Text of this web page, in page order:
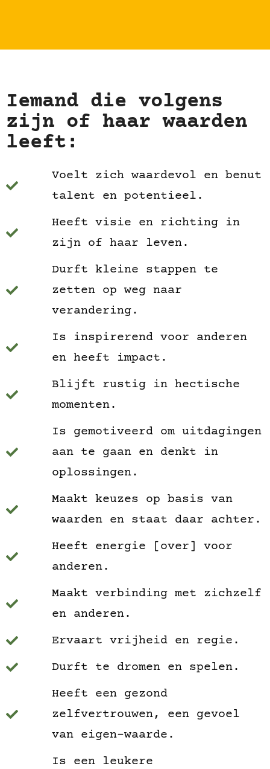
Iemand die volgens
zijn of haar waarden
leeft:
Voelt zich waardevol en benut
talent en potentieel.
Heeft visie en richting in
zijn of haar leven.
Durft kleine stappen te
zetten op weg naar
verandering.
Is inspirerend voor anderen
en heeft impact.
Blijft rustig in hectische
momenten.
Is gemotiveerd om uitdagingen
aan te gaan en denkt in
oplossingen.
Maakt keuzes op basis van
waarden en staat daar achter.
Heeft energie [over] voor
anderen.
Maakt verbinding met zichzelf
en anderen.
Ervaart vrijheid en regie.
Durft te dromen en spelen.
Heeft een gezond
zelfvertrouwen, een gevoel
van eigen-waarde.
Is een leukere